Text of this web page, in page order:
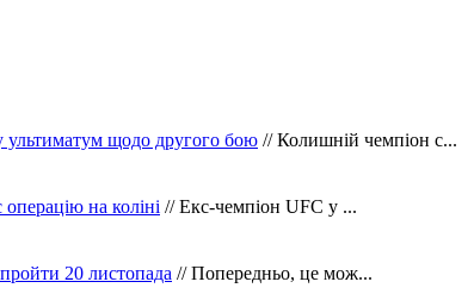
ультиматум щодо другого бою // Колишній чемпіон с...
на коліні // Екс-чемпіон UFC у ...
20 листопада // Попередньо, це мож...